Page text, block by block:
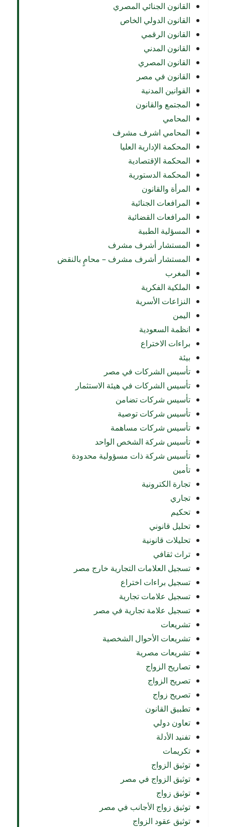
القانون الجنائي المصري
القانون الدولي الخاص
القانون الرقمي
القانون المدني
القانون المصري
القانون في مصر
القوانين المدنية
المجتمع والقانون
المحامي
المحامي اشرف مشرف
المحكمة الإدارية العليا
المحكمة الإقتصادية
المحكمة الدستورية
المرأة والقانون
المرافعات الجنائية
المرافعات القضائية
المسؤلية الطبية
المستشار أشرف مشرف
المستشار أشرف مشرف – محامٍ بالنقض
المغرب
الملكية الفكرية
النزاعات الأسرية
اليمن
انظمة السعودية
براءات الاختراع
بيئة
تأسيس الشركات في مصر
تأسيس الشركات في هيئة الاستثمار
تأسيس شركات تضامن
تأسيس شركات توصية
تأسيس شركات مساهمة
تأسيس شركة الشخص الواحد
تأسيس شركة ذات مسؤولية محدودة
تأمين
تجارة الكترونية
تجاري
تحكيم
تحليل قانوني
تحليلات قانونية
تراث ثقافي
تسجيل العلامات التجارية خارج مصر
تسجيل براءات اختراع
تسجيل علامات تجارية
تسجيل علامة تجارية في مصر
تشريعات
تشريعات الأحوال الشخصية
تشريعات مصرية
تصاريح الزواج
تصريح الزواج
تصريح زواج
تطبيق القانون
تعاون دولي
تفنيد الأدلة
تكريمات
توثيق الزواج
توثيق الزواج في مصر
توثيق زواج
توثيق زواج الأجانب في مصر
توثيق عقود الزواج